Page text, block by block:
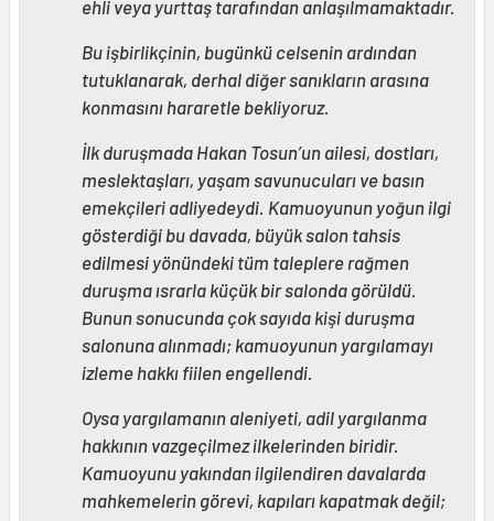
ehli veya yurttaş tarafından anlaşılmamaktadır.
Bu işbirlikçinin, bugünkü celsenin ardından
tutuklanarak, derhal diğer sanıkların arasına
konmasını hararetle bekliyoruz.
İlk duruşmada Hakan Tosun’un ailesi, dostları,
meslektaşları, yaşam savunucuları ve basın
emekçileri adliyedeydi. Kamuoyunun yoğun ilgi
gösterdiği bu davada, büyük salon tahsis
edilmesi yönündeki tüm taleplere rağmen
duruşma ısrarla küçük bir salonda görüldü.
Bunun sonucunda çok sayıda kişi duruşma
salonuna alınmadı; kamuoyunun yargılamayı
izleme hakkı fiilen engellendi.
Oysa yargılamanın aleniyeti, adil yargılanma
hakkının vazgeçilmez ilkelerinden biridir.
Kamuoyunu yakından ilgilendiren davalarda
mahkemelerin görevi, kapıları kapatmak değil;